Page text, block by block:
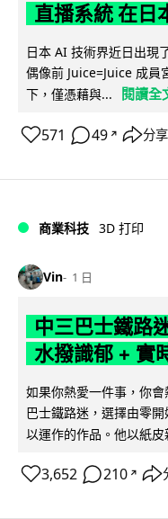
直播系統 在日
日本 AI 技術界近日出現
偶像前 Juice=Juice 成員
下，僅憑藉與...
閱讀全
571 49 ↗ 分享
商業科技 3D 打印
Vin 1 日
中三巴士鐵路
水撥識郁 + 實
如果你熱愛一件事，你
巴士鐵路迷，選擇由零
以運作的作品。他以紙
3,652 210 ↗